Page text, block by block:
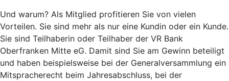
Und warum? Als Mitglied profitieren Sie von vielen
Vorteilen. Sie sind mehr als nur eine Kundin oder ein Kunde.
Sie sind Teilhaberin oder Teilhaber der VR Bank
Oberfranken Mitte eG. Damit sind Sie am Gewinn beteiligt
und haben beispielsweise bei der Generalversammlung ein
Mitspracherecht beim Jahresabschluss, bei der